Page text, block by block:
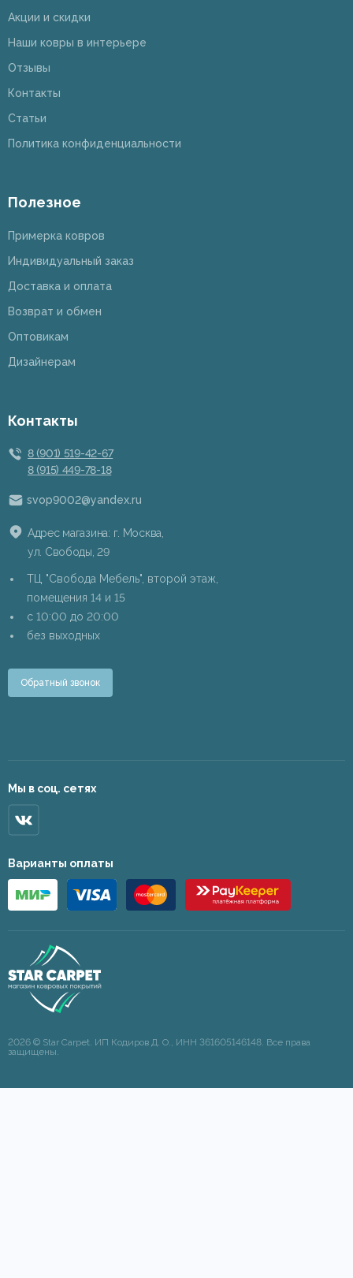
Акции и скидки
Наши ковры в интерьере
Отзывы
Контакты
Статьи
Политика конфиденциальности
Полезное
Примерка ковров
Индивидуальный заказ
Доставка и оплата
Возврат и обмен
Оптовикам
Дизайнерам
Контакты
8 (901) 519-42-67
8 (915) 449-78-18
svop9002@yandex.ru
Адрес магазина: г. Москва,
ул. Свободы, 29
ТЦ "Свобода Мебель", второй этаж,
помещения 14 и 15
c 10:00 до 20:00
без выходных
Обратный звонок
Мы в соц. сетях
Варианты оплаты
2026 © Star Carpet. ИП Кодиров Д. О., ИНН 361605146148. Все права
защищены.